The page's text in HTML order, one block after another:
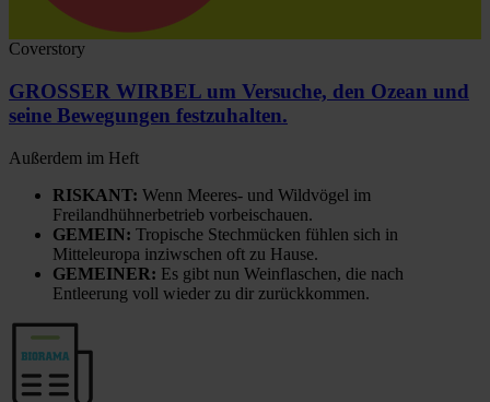
Coverstory
GROSSER WIRBEL um Versuche, den Ozean und
seine Bewegungen festzuhalten.
Außerdem im Heft
RISKANT: Wenn Meeres- und Wildvögel im
Freilandhühnerbetrieb vorbeischauen.
GEMEIN: Tropische Stechmücken fühlen sich in
Mitteleuropa inziwschen oft zu Hause.
GEMEINER: Es gibt nun Weinflaschen, die nach
Entleerung voll wieder zu dir zurückkommen.